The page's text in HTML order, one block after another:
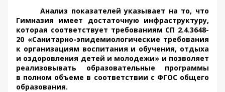
Анализ показателей указывает на то, что
Гимназия имеет достаточную инфраструктуру,
которая соответствует требованиям СП 2.4.3648-
20 «Санитарно-эпидемиологические требования
к организациям воспитания и обучения, отдыха
и оздоровления детей и молодежи» и позволяет
реализовывать образовательные программы
в полном объеме в соответствии с ФГОС общего
образования.